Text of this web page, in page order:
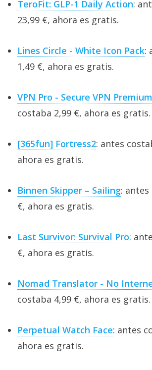
TeroFit: GLP-1 Daily Action:
23,99 €, ahora es gratis.
Lines Circle - White Icon Pack:
1,49 €, ahora es gratis.
VPN Pro - Secure VPN Premium
costaba 2,99 €, ahora es gratis.
[365fun] Fortress2: antes
ahora es gratis.
Binnen Skipper – Sailing: antes
€, ahora es gratis.
Last Survivor: Survival Pro:
€, ahora es gratis.
Nomad Translator - No
costaba 4,99 €, ahora es gratis.
Perpetual Watch Face: antes
ahora es gratis.